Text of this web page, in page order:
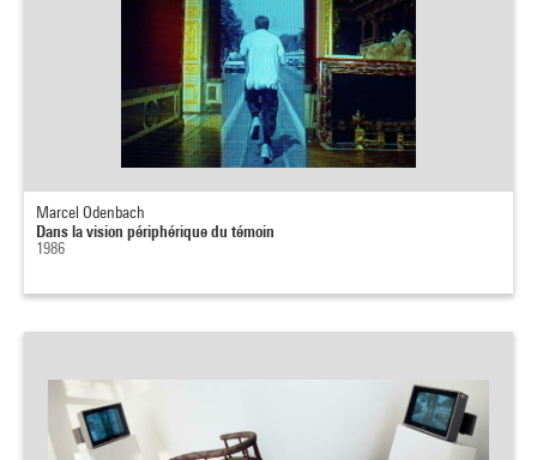
Marcel Odenbach
Dans la vision périphérique du témoin
1986